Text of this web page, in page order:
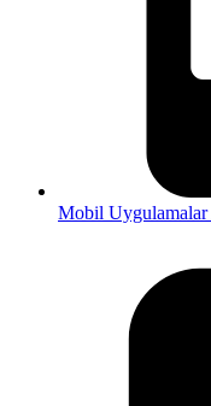
Mobil Uygulamalar